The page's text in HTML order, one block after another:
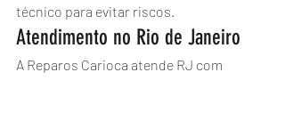
técnico para evitar riscos.
Atendimento no Rio de Janeiro
A Reparos Carioca atende RJ com